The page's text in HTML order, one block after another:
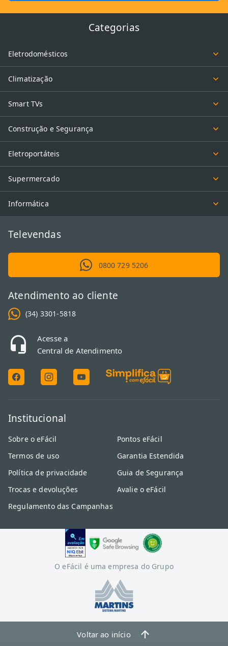
Categorias
Eletrodomésticos
Climatização
Smart TVs
Construção e Segurança
Eletroportáteis
Supermercado
Informática
Televendas
0800 729 5206
Atendimento ao cliente
(34) 3301-5818
Acesse a
Central de Atendimento
Institucional
Sobre o eFácil
Termos de uso
Política de privacidade
Trocas e devoluções
Regulamento das Campanhas
Pontos eFácil
Garantia Estendida
Guia de Segurança
Avalie o eFácil
O eFácil é uma empresa do Grupo
Voltar ao início